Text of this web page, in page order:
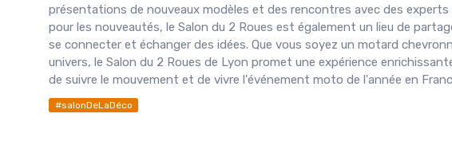
présentations de nouveaux modèles et des rencontres avec des
pour les nouveautés, le Salon du 2 Roues est également un lieu de
se connecter et échanger des idées. Que vous soyez un motard
univers, le Salon du 2 Roues de Lyon promet une expérience
de suivre le mouvement et de vivre l'événement moto de l'année en
#salonDeLaDéco